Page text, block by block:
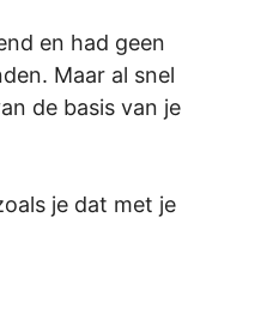
en had geen
Maar al snel
de basis van je
je dat met je